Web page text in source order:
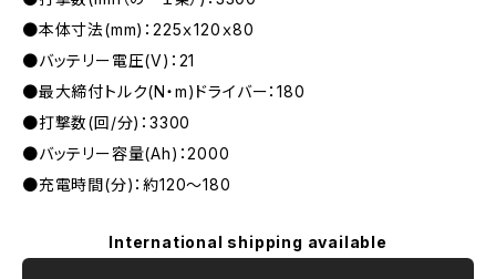
●本体寸法(mm)：225ｘ120ｘ80
●バッテリー電圧(V)：21
●最大締付トルク(N・m)ドライバー：180
●打撃数(回/分)：3300
●バッテリー容量(Ah)：2000
●充電時間(分)：約120～180
International shipping available